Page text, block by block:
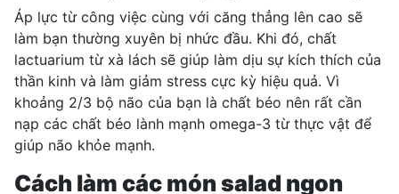
Áp lực từ công việc cùng với căng thẳng lên cao sẽ
làm bạn thường xuyên bị nhức đầu. Khi đó, chất
lactuarium từ xà lách sẽ giúp làm dịu sự kích thích của
thần kinh và làm giảm stress cực kỳ hiệu quả. Vì
khoảng 2/3 bộ não của bạn là chất béo nên rất cần
nạp các chất béo lành mạnh omega-3 từ thực vật để
giúp não khỏe mạnh.
Cách làm các món salad ngon